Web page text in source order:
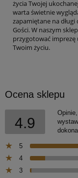
życia Twojej
warta świetnie
zapamiętane na
Gości. W naszym
przygotować imprezę
Twoim życiu.
Ocena sklepu
4.9
5
4
3